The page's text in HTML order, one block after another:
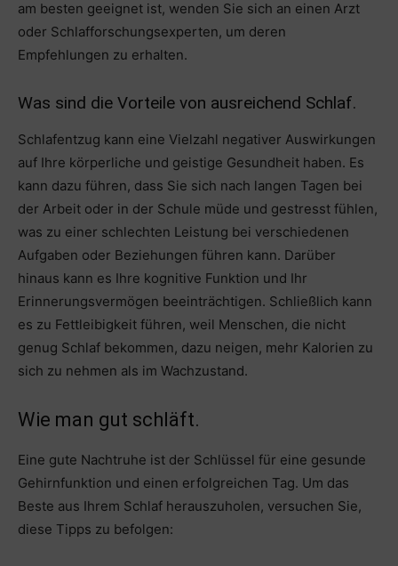
am besten geeignet ist, wenden Sie sich an einen Arzt
oder Schlafforschungsexperten, um deren
Empfehlungen zu erhalten.
Was sind die Vorteile von ausreichend Schlaf.
Schlafentzug kann eine Vielzahl negativer Auswirkungen
auf Ihre körperliche und geistige Gesundheit haben. Es
kann dazu führen, dass Sie sich nach langen Tagen bei
der Arbeit oder in der Schule müde und gestresst fühlen,
was zu einer schlechten Leistung bei verschiedenen
Aufgaben oder Beziehungen führen kann. Darüber
hinaus kann es Ihre kognitive Funktion und Ihr
Erinnerungsvermögen beeinträchtigen. Schließlich kann
es zu Fettleibigkeit führen, weil Menschen, die nicht
genug Schlaf bekommen, dazu neigen, mehr Kalorien zu
sich zu nehmen als im Wachzustand.
Wie man gut schläft.
Eine gute Nachtruhe ist der Schlüssel für eine gesunde
Gehirnfunktion und einen erfolgreichen Tag. Um das
Beste aus Ihrem Schlaf herauszuholen, versuchen Sie,
diese Tipps zu befolgen: